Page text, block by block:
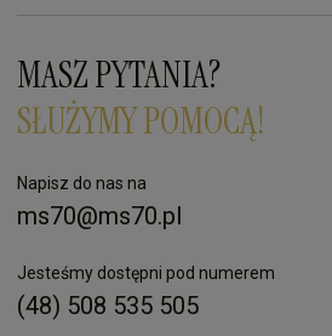
MASZ PYTANIA?
SŁUŻYMY POMOCĄ!
Napisz do nas na
ms70@ms70.pl
Jesteśmy dostępni pod numerem
(48) 508 535 505